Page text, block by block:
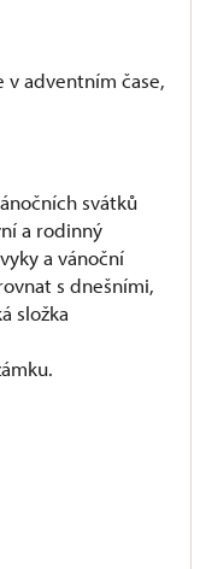
v adventním čase,
svátků
a rodinný
a vánoční
s dnešními,
složka